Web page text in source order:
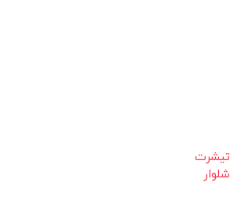
تیشرت
شلوار